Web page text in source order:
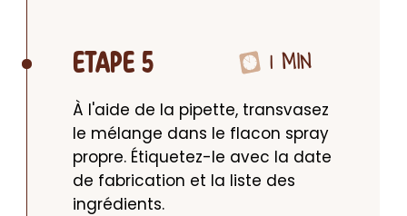
ETAPE 5 1 MIN
À l'aide de la pipette, transvasez
le mélange dans le flacon spray
propre. Étiquetez-le avec la date
de fabrication et la liste des
ingrédients.